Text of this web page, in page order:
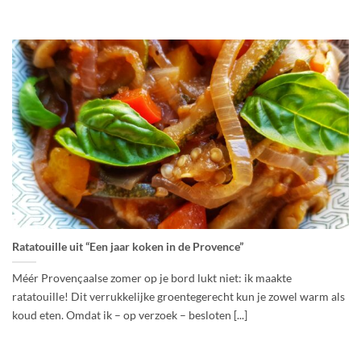
Ratatouille uit “Een jaar koken in de Provence”
Méér Provençaalse zomer op je bord lukt niet: ik maakte
ratatouille! Dit verrukkelijke groentegerecht kun je zowel warm als
koud eten. Omdat ik – op verzoek – besloten [...]